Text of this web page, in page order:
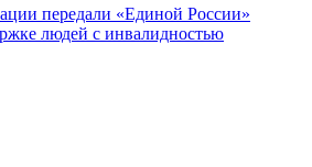
передали «Единой России»
людей с инвалидностью